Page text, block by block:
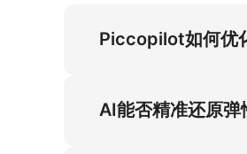
Piccopilot如何优
裙拍摄成本过高的行业
AI能否精准还原弹